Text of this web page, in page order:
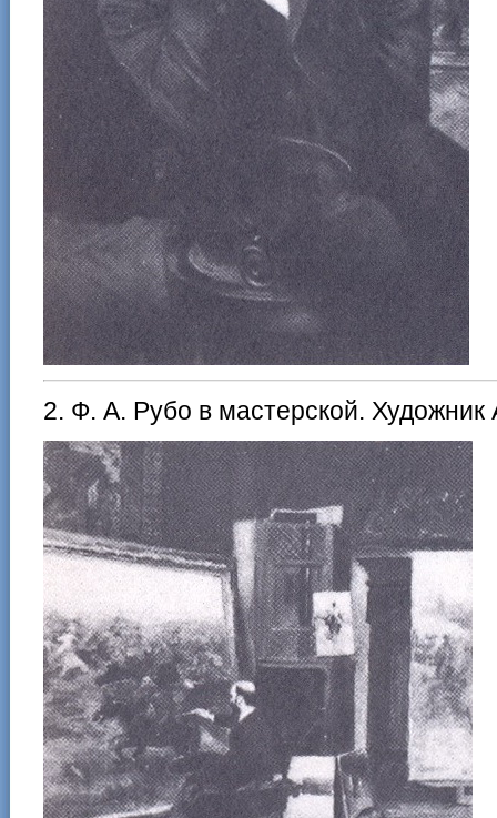
2. Ф. А. Рубо в мастерской.